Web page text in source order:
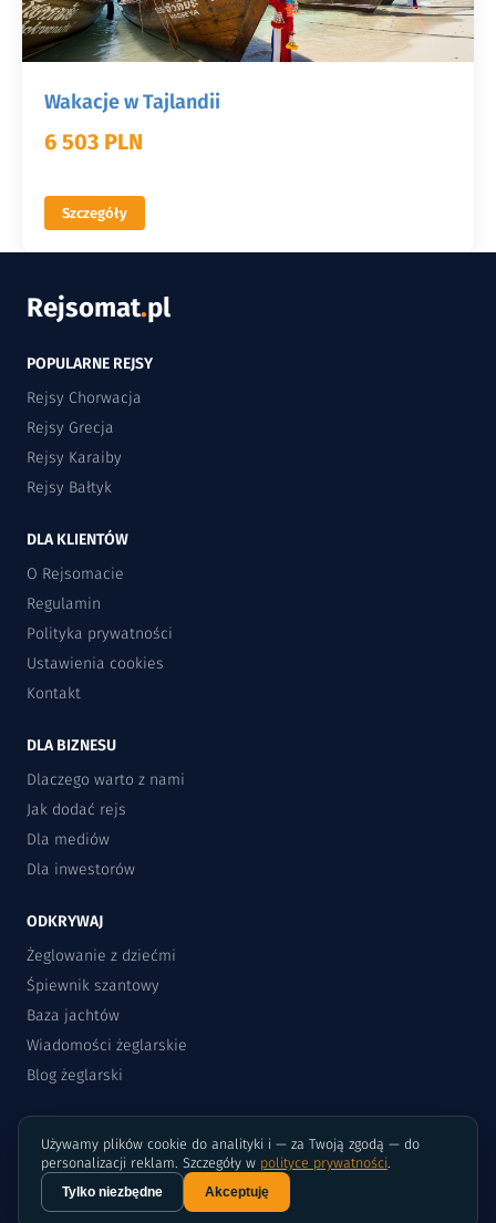
Używamy plików cookie do analityki i — za Twoją zgodą — do
personalizacji reklam. Szczegóły w polityce prywatności.
Tylko niezbędne Akceptuję
Wakacje w Tajlandii
6 503 PLN
Szczegóły
Rejsomat.pl
POPULARNE REJSY
Rejsy Chorwacja
Rejsy Grecja
Rejsy Karaiby
Rejsy Bałtyk
DLA KLIENTÓW
O Rejsomacie
Regulamin
Polityka prywatności
Ustawienia cookies
Kontakt
DLA BIZNESU
Dlaczego warto z nami
Jak dodać rejs
Dla mediów
Dla inwestorów
ODKRYWAJ
Żeglowanie z dziećmi
Śpiewnik szantowy
Baza jachtów
Wiadomości żeglarskie
Blog żeglarski
©2015-2026 Rejsomat.pl